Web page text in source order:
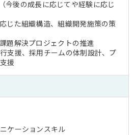
後の成長に応じてや経験に応じ
じた組織構造、組織開発施策の策
題解決プロジェクトの推進
支援、採用チームの体制設計、プ
援
ケーションスキル